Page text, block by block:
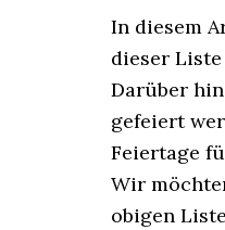
In diesem
dieser
Darüber
gefeiert
Feiertage
Wir
obigen